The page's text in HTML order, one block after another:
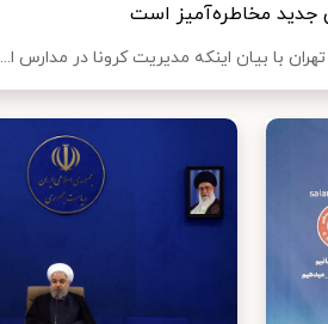
جدید مخاطره‌آمیز است
با بیان اینکه مدیریت کرونا در مدارس ا...